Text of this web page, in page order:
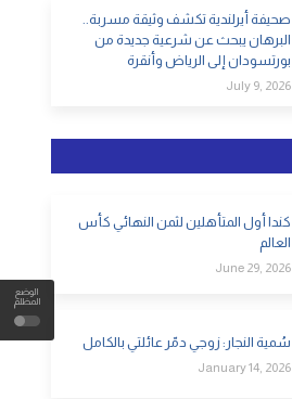
الوضع
المظلم
صحيفة أيرلندية تكشف وثيقة مسربة..
البرهان يبحث عن شرعية جديدة من
بورتسودان إلى الرياض وأنقرة
July 9, 2026
كندا أول المتأهلين لثمن النهائي كأس
العالم
June 29, 2026
سُمية النجار: زوجي دمّر عائلتي بالكامل
January 14, 2026